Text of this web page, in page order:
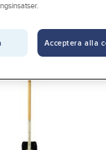
Acceptera alla